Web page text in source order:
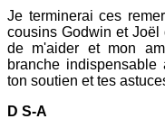
Je terminerai ces
cousins Godwin et
de m'aider et mon
branche
ton soutien et tes
D S-A